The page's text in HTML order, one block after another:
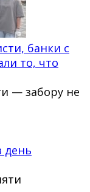
банки с
то, что
— забору не
день